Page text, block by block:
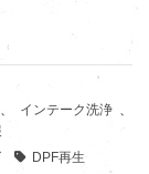
、 インテーク洗浄 、
DPF再生